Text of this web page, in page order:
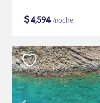
$4,594/noche